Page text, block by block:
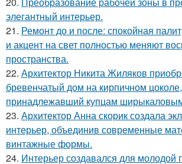
элегантный интерьер.
21. Ремонт до и после: спокойная
и акцент на свет полностью меняют
пространства.
22. Архитектор Никита Жиляков
бревенчатый дом на кирпичном
принадлежавший купцам
23. Архитектор Анна скорик создала
интерьер, объединив современные
винтажные формы.
24. Интерьер создавался для